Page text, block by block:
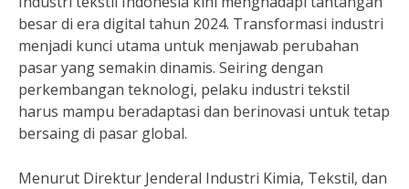
besar di era digital tahun 2024. Transformasi industri
menjadi kunci utama untuk menjawab perubahan
pasar yang semakin dinamis. Seiring dengan
perkembangan teknologi, pelaku industri tekstil
harus mampu beradaptasi dan berinovasi untuk tetap
bersaing di pasar global.
Menurut Direktur Jenderal Industri Kimia, Tekstil, dan